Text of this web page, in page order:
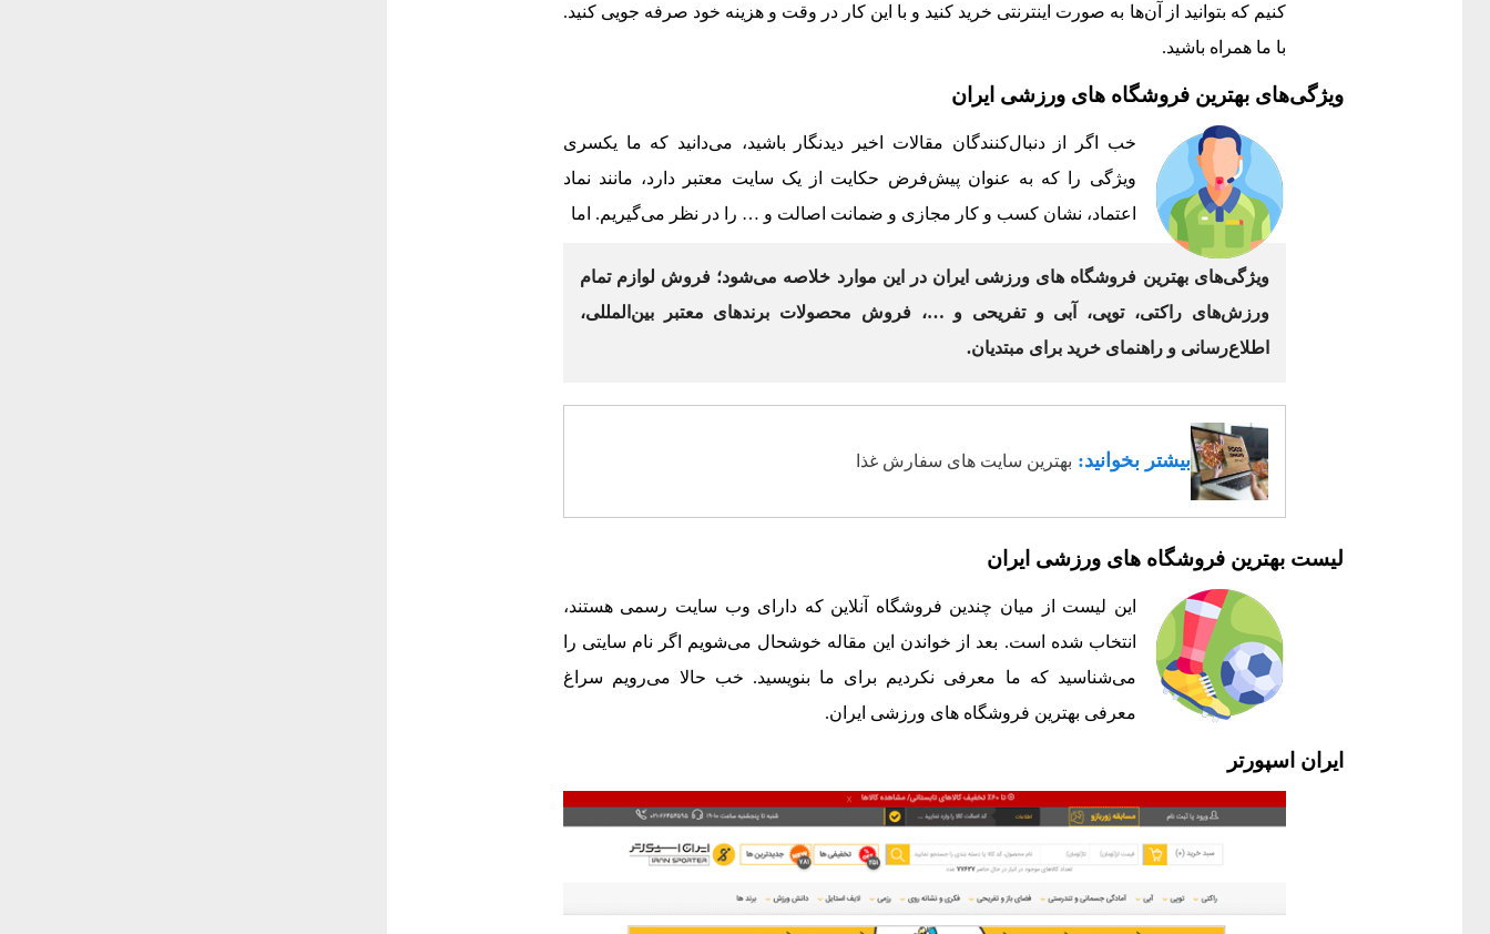
کنیم که بتوانید از آن‌ها به صورت اینترنتی خرید کنید و با این کار در وقت و هزینه خود صرفه جویی کنید.
با ما همراه باشید.
ویژگی‌های بهترین فروشگاه های ورزشی ایران
خب اگر از دنبال‌کنندگان مقالات اخیر دیدنگار باشید، می‌دانید که ما یکسری
ویژگی را که به عنوان پیش‌فرض حکایت از یک سایت معتبر دارد، مانند نماد
اعتماد، نشان کسب و کار مجازی و ضمانت اصالت و … را در نظر می‌گیریم. اما
ویژگی‌های بهترین فروشگاه های ورزشی ایران در این موارد خلاصه می‌شود؛ فروش لوازم تمام
ورزش‌های راکتی، توپی، آبی و تفریحی و …، فروش محصولات برند‌های معتبر بین‌المللی،
اطلاع‌رسانی و راهنمای خرید برای مبتدیان.
بیشتر بخوانید: بهترین سایت های سفارش غذا
لیست بهترین فروشگاه های ورزشی ایران
این لیست از میان چندین فروشگاه آنلاین که دارای وب سایت رسمی هستند،
انتخاب شده است. بعد از خواندن این مقاله خوشحال می‌شویم اگر نام سایتی را
می‌شناسید که ما معرفی نکردیم برای ما بنویسید. خب حالا می‌رویم سراغ
معرفی بهترین فروشگاه های ورزشی ایران.
ایران اسپورتر